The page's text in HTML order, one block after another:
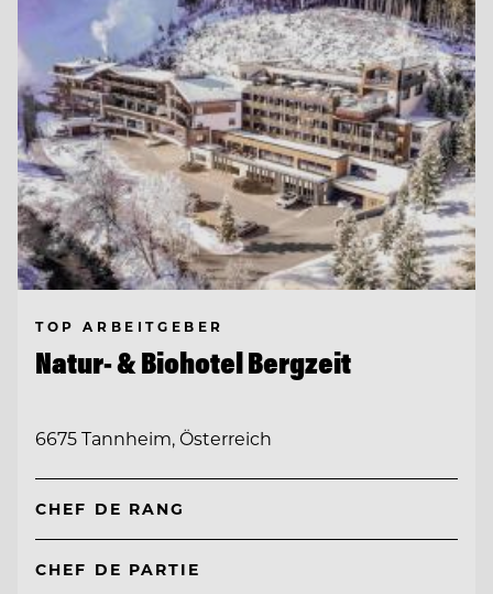
TOP ARBEITGEBER
Natur- & Biohotel Bergzeit
6675 Tannheim, Österreich
CHEF DE RANG
CHEF DE PARTIE